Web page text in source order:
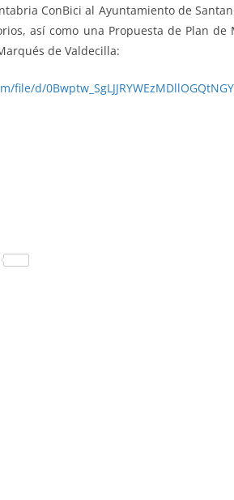
ConBici al Ayuntamiento de
así como una Propuesta de Plan
de Valdecilla:
d/